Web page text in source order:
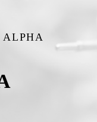
ALPHA